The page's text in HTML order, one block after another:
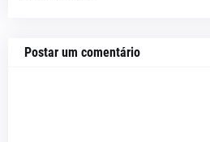
Postar um comentário